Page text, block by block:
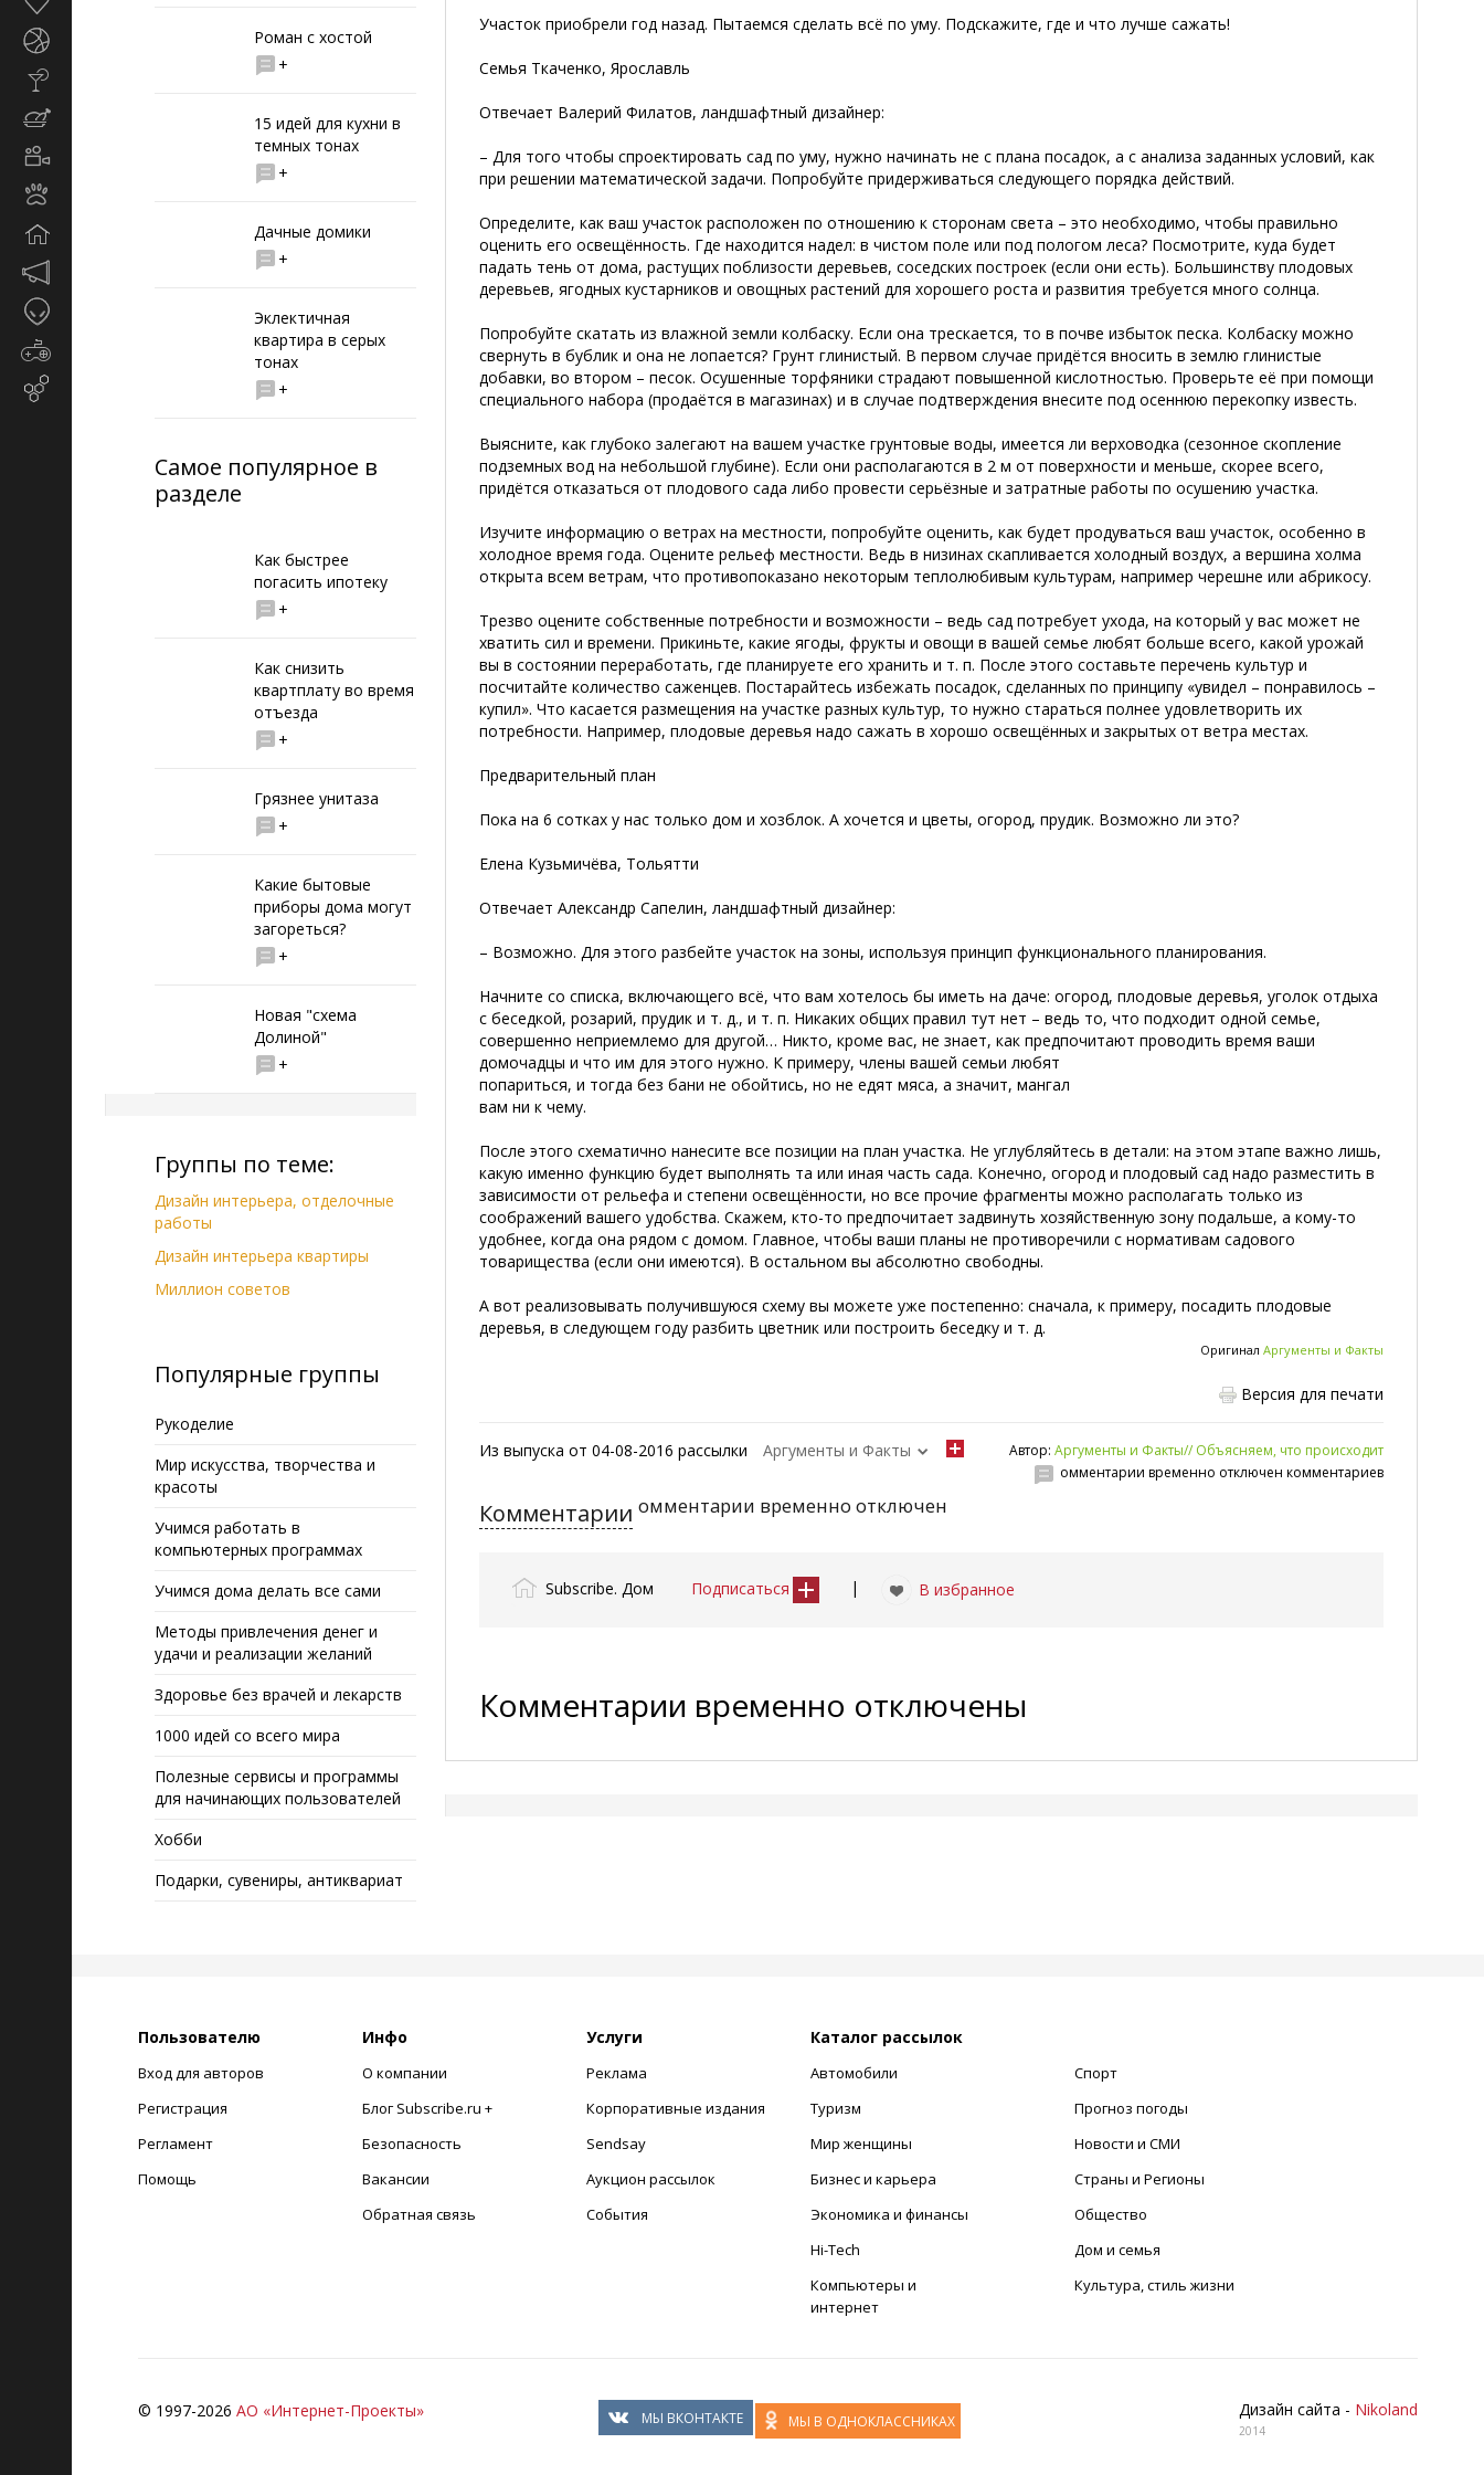
Роман с хостой
+
15 идей для кухни в
темных тонах
+
Дачные домики
+
Эклектичная
квартира в серых
тонах
+
Самое популярное в
разделе
Как быстрее
погасить ипотеку
+
Как снизить
квартплату во время
отъезда
+
Грязнее унитаза
+
Какие бытовые
приборы дома могут
загореться?
+
Новая "схема
Долиной"
+
Группы по теме:
Дизайн интерьера, отделочные
работы
Дизайн интерьера квартиры
Миллион советов
Популярные группы
Рукоделие
Мир искусства, творчества и
красоты
Учимся работать в
компьютерных программах
Учимся дома делать все сами
Методы привлечения денег и
удачи и реализации желаний
Здоровье без врачей и лекарств
1000 идей со всего мира
Полезные сервисы и программы
для начинающих пользователей
Хобби
Подарки, сувениры, антиквариат
Участок приобрели год назад. Пытаемся сделать всё по уму. Подскажите, где и что лучше сажать!
Семья Ткаченко, Ярославль
Отвечает Валерий Филатов, ландшафтный дизайнер:
– Для того чтобы спроектировать сад по уму, нужно начинать не с плана посадок, а с анализа заданных условий, как
при решении математической задачи. Попробуйте придерживаться следующего порядка действий.
Определите, как ваш участок расположен по отношению к сторонам света – это необходимо, чтобы правильно
оценить его освещённость. Где находится надел: в чистом поле или под пологом леса? Посмотрите, куда будет
падать тень от дома, растущих поблизости деревьев, соседских построек (если они есть). Большинству плодовых
деревьев, ягодных кустарников и овощных растений для хорошего роста и развития требуется много солнца.
Попробуйте скатать из влажной земли колбаску. Если она трескается, то в почве избыток песка. Колбаску можно
свернуть в бублик и она не лопается? Грунт глинистый. В первом случае придётся вносить в землю глинистые
добавки, во втором – песок. Осушенные торфяники страдают повышенной кислотностью. Проверьте её при помощи
специального набора (продаётся в магазинах) и в случае подтверждения внесите под осеннюю перекопку известь.
Выясните, как глубоко залегают на вашем участке грунтовые воды, имеется ли верховодка (сезонное скопление
подземных вод на небольшой глубине). Если они располагаются в 2 м от поверхности и меньше, скорее всего,
придётся отказаться от плодового сада либо провести серьёзные и затратные работы по осушению участка.
Изучите информацию о ветрах на местности, попробуйте оценить, как будет продуваться ваш участок, особенно в
холодное время года. Оцените рельеф местности. Ведь в низинах скапливается холодный воздух, а вершина холма
открыта всем ветрам, что противопоказано некоторым теплолюбивым культурам, например черешне или абрикосу.
Трезво оцените собственные потребности и возможности – ведь сад потребует ухода, на который у вас может не
хватить сил и времени. Прикиньте, какие ягоды, фрукты и овощи в вашей семье любят больше всего, какой урожай
вы в состоянии переработать, где планируете его хранить и т. п. После этого составьте перечень культур и
посчитайте количество саженцев. Постарайтесь избежать посадок, сделанных по принципу «увидел – понравилось –
купил». Что касается размещения на участ­ке разных культур, то нужно стараться полнее удовлетворить их
потребности. Например, плодовые деревья надо сажать в хорошо освещённых и закрытых от ветра местах.
Предварительный план
Пока на 6 сотках у нас только дом и хозблок. А хочется и цветы, огород, прудик. Возможно ли это?
Елена Кузьмичёва, Тольятти
Отвечает Александр Сапелин, ландшафтный дизайнер:
– Возможно. Для этого разбейте участок на зоны, используя принцип функционального планирования.
Начните со списка, включающего всё, что вам хотелось бы иметь на даче: огород, плодовые деревья, уголок отдыха
с беседкой, розарий, прудик и т. д., и т. п. Никаких общих правил тут нет – ведь то, что подходит одной семье,
совершенно неприемлемо для другой… Никто, кроме вас, не знает, как предпочитают проводить время ваши
домочадцы и что имдля этого нужно. К примеру, члены вашей семьи любят
попариться, и тогда без бани не обойтись, но не едят мяса, а значит, мангал
вам ни к чему.
После этого схематично нанесите все позиции на план участка. Не углубляйтесь в детали: на этом этапе важно лишь,
какую именно функцию будет выполнять та или иная часть сада. Конечно, огород и плодовый сад надо разместить в
зависимости от рельефа и степени освещённости, но все прочие фрагменты можно располагать только из
соображений вашего удобства. Скажем, кто-то предпочитает задвинуть хозяйственную зону подальше, а кому-то
удобнее, когда она рядом с домом. Главное, чтобы ваши планы не противоречили с нормативам садового
товарищества (если они имеются). В остальном вы абсолютно свободны.
А вот реализовывать получившуюся схему вы можете уже постепенно: сначала, к примеру, посадить плодовые
деревья, в следующем году разбить цветник или построить беседку и т. д.
Оригинал Аргументы и Факты
Версия для печати
Из выпуска от 04-08-2016 рассылки Аргументы и Факты Автор: Аргументы и Факты// Объясняем, что происходит
омментарии временно отключен комментариев
Комментарии омментарии временно отключен
Subscribe. Дом Подписаться | В избранное
Комментарии временно отключены
Пользователю
Вход для авторов
Регистрация
Регламент
Помощь
Инфо
О компании
Блог Subscribe.ru +
Безопасность
Вакансии
Обратная связь
Услуги
Реклама
Корпоративные издания
Sendsay
Аукцион рассылок
События
Каталог рассылок
Автомобили
Туризм
Мир женщины
Бизнес и карьера
Экономика и финансы
Hi-Tech
Компьютеры и
интернет
Спорт
Прогноз погоды
Новости и СМИ
Страны и Регионы
Общество
Дом и семья
Культура, стиль жизни
© 1997-2026 АО «Интернет-Проекты» Дизайн сайта - Nikoland
2014
МЫ ВКОНТАКТЕ МЫ В ОДНОКЛАССНИКАХ